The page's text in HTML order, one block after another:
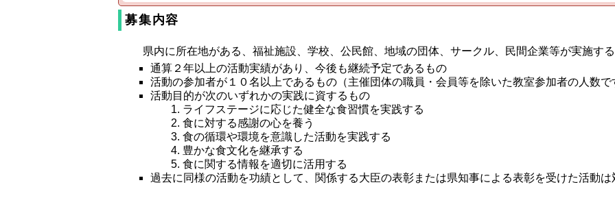
募集内容
県内に所在地がある、福祉施設、学校、公民館、地域の団体、サークル、民間企業等が実施す
通算２年以上の活動実績があり、今後も継続予定であるもの
活動の参加者が１０名以上であるもの（主催団体の職員・会員等を除いた教室参加者の人数で
活動目的が次のいずれかの実践に資するもの
ライフステージに応じた健全な食習慣を実践する
食に対する感謝の心を養う
食の循環や環境を意識した活動を実践する
豊かな食文化を継承する
食に関する情報を適切に活用する
過去に同様の活動を功績として、関係する大臣の表彰または県知事による表彰を受けた活動